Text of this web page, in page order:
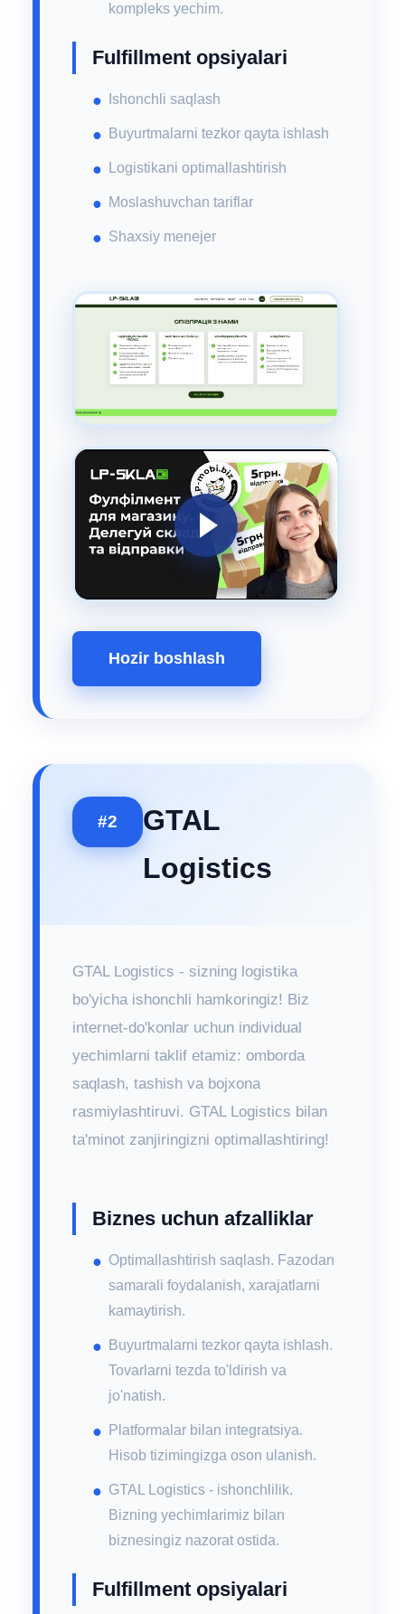
kompleks yechim.
Fulfillment opsiyalari
Ishonchli saqlash
Buyurtmalarni tezkor qayta ishlash
Logistikani optimallashtirish
Moslashuvchan tariflar
Shaxsiy menejer
Hozir boshlash
#2
GTAL
Logistics
GTAL Logistics - sizning logistika
bo'yicha ishonchli hamkoringiz! Biz
internet-do'konlar uchun individual
yechimlarni taklif etamiz: omborda
saqlash, tashish va bojxona
rasmiylashtiruvi. GTAL Logistics bilan
ta'minot zanjiringizni optimallashtiring!
Biznes uchun afzalliklar
Optimallashtirish saqlash. Fazodan
samarali foydalanish, xarajatlarni
kamaytirish.
Buyurtmalarni tezkor qayta ishlash.
Tovarlarni tezda to'ldirish va
jo'natish.
Platformalar bilan integratsiya.
Hisob tizimingizga oson ulanish.
GTAL Logistics - ishonchlilik.
Bizning yechimlarimiz bilan
biznesingiz nazorat ostida.
Fulfillment opsiyalari